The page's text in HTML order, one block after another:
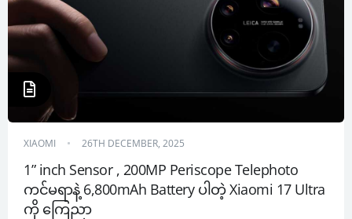
XIAOMI 26TH DECEMBER, 2025
1” inch Sensor , 200MP Periscope Telephoto
ကင်မရာနဲ့ 6,800mAh Battery ပါတဲ့ Xiaomi 17 Ultra
ကို ကြေညာ